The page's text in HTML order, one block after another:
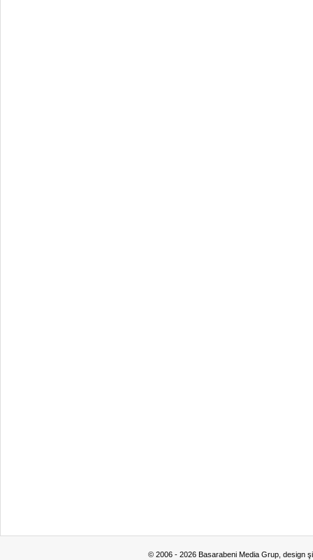
© 2006 - 2026 Basarabeni Media Grup, design